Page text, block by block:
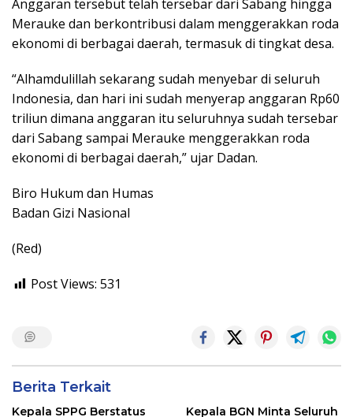
Anggaran tersebut telah tersebar dari Sabang hingga
Merauke dan berkontribusi dalam menggerakkan roda
ekonomi di berbagai daerah, termasuk di tingkat desa.
“Alhamdulillah sekarang sudah menyebar di seluruh
Indonesia, dan hari ini sudah menyerap anggaran Rp60
triliun dimana anggaran itu seluruhnya sudah tersebar
dari Sabang sampai Merauke menggerakkan roda
ekonomi di berbagai daerah,” ujar Dadan.
Biro Hukum dan Humas
Badan Gizi Nasional
(Red)
Post Views: 531
Berita Terkait
Kepala SPPG Berstatus Kepala BGN Minta Seluruh